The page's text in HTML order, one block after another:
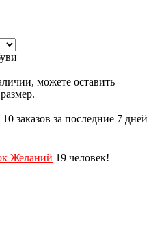
можете оставить
10 заказов за последние 7 дней
Желаний 19 человек!